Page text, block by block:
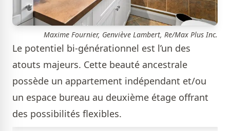
Maxime Fournier, Genviève Lambert, Re/Max Plus Inc.
Le potentiel bi-générationnel est l’un des
atouts majeurs. Cette beauté ancestrale
possède un appartement indépendant et/ou
un espace bureau au deuxième étage offrant
des possibilités flexibles.